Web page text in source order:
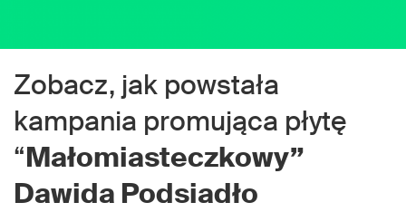
Zobacz, jak powstała
kampania promująca płytę
“Małomiasteczkowy”
Dawida Podsiadło